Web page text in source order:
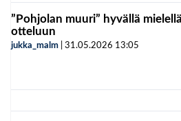
”Pohjolan muuri” hyvällä
otteluun
jukka_malm 31.05.2026 13:05